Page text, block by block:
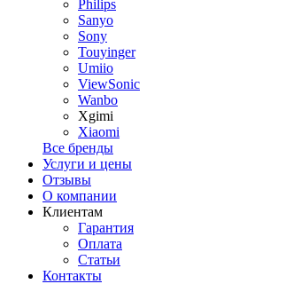
Philips
Sanyo
Sony
Touyinger
Umiio
ViewSonic
Wanbo
Xgimi
Xiaomi
Все бренды
Услуги и цены
Отзывы
О компании
Клиентам
Гарантия
Оплата
Статьи
Контакты